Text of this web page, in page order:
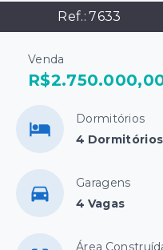
Ref.:7633
Venda
Dormitórios
4
Garagens
4 Vagas
Área